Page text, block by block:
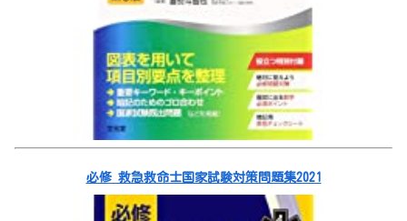
必修 救急救命士国家試験対策問題集2021